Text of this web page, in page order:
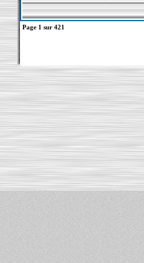
Page 1 sur 421